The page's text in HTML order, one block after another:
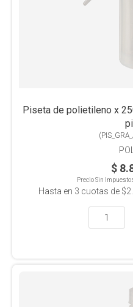
Piseta de polietileno x
(
$
Precio Sin
Hasta en 3 cuotas de